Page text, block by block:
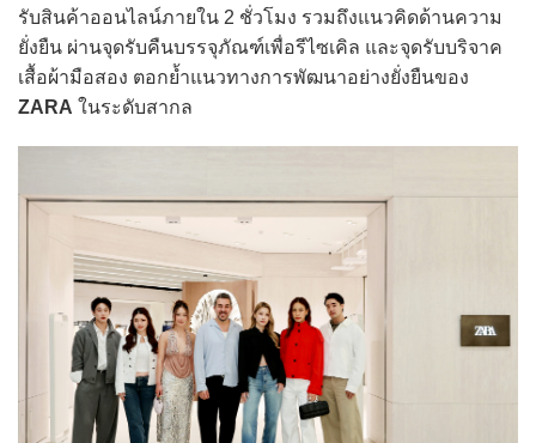
รับสินค้าออนไลน์ภายใน 2 ชั่วโมง รวมถึงแนวคิดด้านความ
ยั่งยืน ผ่านจุดรับคืนบรรจุภัณฑ์เพื่อรีไซเคิล และจุดรับบริจาค
เสื้อผ้ามือสอง ตอกย้ำแนวทางการพัฒนาอย่างยั่งยืนของ
ZARA ในระดับสากล